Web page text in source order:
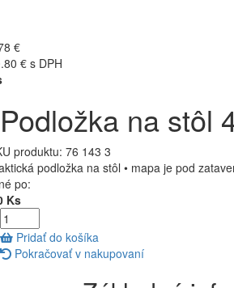
€
€ s DPH
Podložka na stôl
produktu: 76 143 3
podložka na stôl • mapa je pod
po:
Ks
Pridať do košíka
Pokračovať v nakupovaní